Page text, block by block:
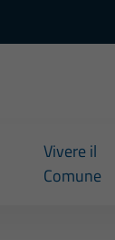
Vivere il
Comune